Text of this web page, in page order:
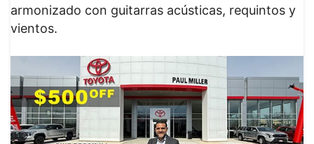
armonizado con guitarras acústicas, requintos y
vientos.